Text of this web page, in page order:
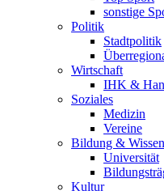
sonstige
Politik
Stadtpolitik
Wirtschaft
IHK &
Soziales
Medizin
Vereine
Bildung &
Universität
Kultur